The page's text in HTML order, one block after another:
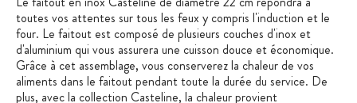
toutes vos attentes sur tous les feux y compris l'induction et le
four. Le faitout est composé de plusieurs couches d'inox et
d'aluminium qui vous assurera une cuisson douce et économique.
Grâce à cet assemblage, vous conserverez la chaleur de vos
aliments dans le faitout pendant toute la durée du service. De
plus, avec la collection Casteline, la chaleur provient